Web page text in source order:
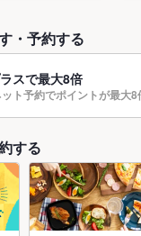
・予約する
スで最大8倍
ト予約でポイントが最大8
する